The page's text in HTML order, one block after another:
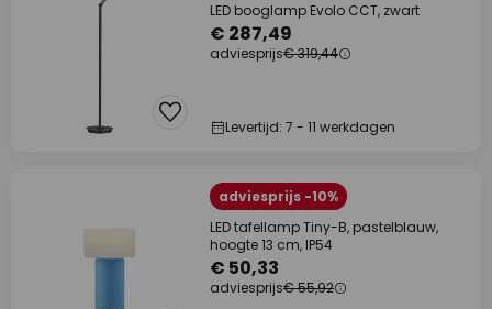
LED booglamp Evolo CCT, zwart
€ 287,49
adviesprijs€ 319,44
Levertijd: 7 - 11 werkdagen
adviesprijs -10%
LED tafellamp Tiny-B, pastelblauw,
hoogte 13 cm, IP54
€ 50,33
adviesprijs€ 55,92